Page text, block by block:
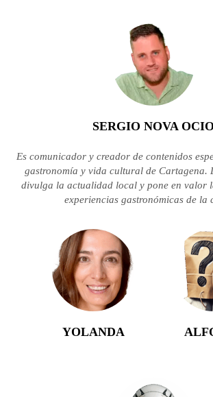
SERGIO NOVA OCIO
Es comunicador y creador de contenidos
gastronomía y vida cultural de Cartagena.
divulga la actualidad local y pone en valor
experiencias gastronómicas de la
YOLANDA